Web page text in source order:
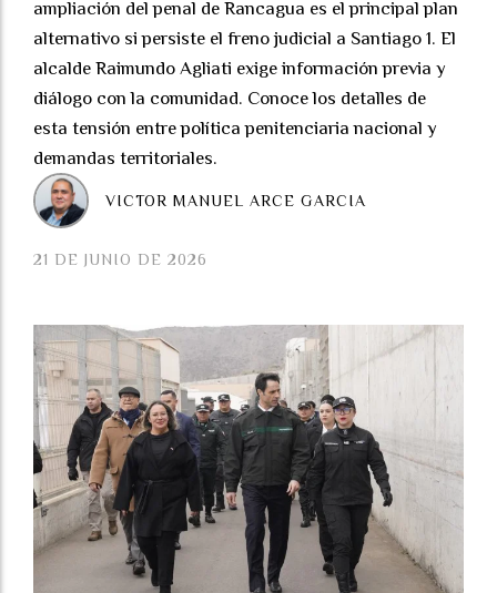
ampliación del penal de Rancagua es el principal plan
alternativo si persiste el freno judicial a Santiago 1. El
alcalde Raimundo Agliati exige información previa y
diálogo con la comunidad. Conoce los detalles de
esta tensión entre política penitenciaria nacional y
demandas territoriales.
21 DE JUNIO DE 2026
VICTOR MANUEL ARCE GARCIA